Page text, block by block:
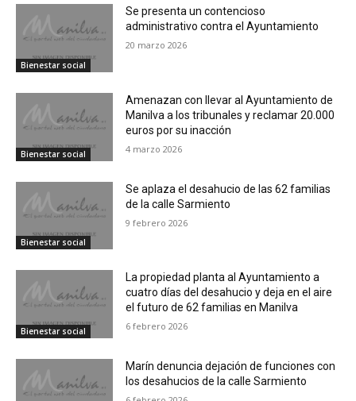
Bienestar social
Se presenta un contencioso
administrativo contra el Ayuntamiento
20 marzo 2026
Bienestar social
Amenazan con llevar al Ayuntamiento de
Manilva a los tribunales y reclamar 20.000
euros por su inacción
4 marzo 2026
Bienestar social
Se aplaza el desahucio de las 62 familias
de la calle Sarmiento
9 febrero 2026
Bienestar social
La propiedad planta al Ayuntamiento a
cuatro días del desahucio y deja en el aire
el futuro de 62 familias en Manilva
6 febrero 2026
Marín denuncia dejación de funciones con
los desahucios de la calle Sarmiento